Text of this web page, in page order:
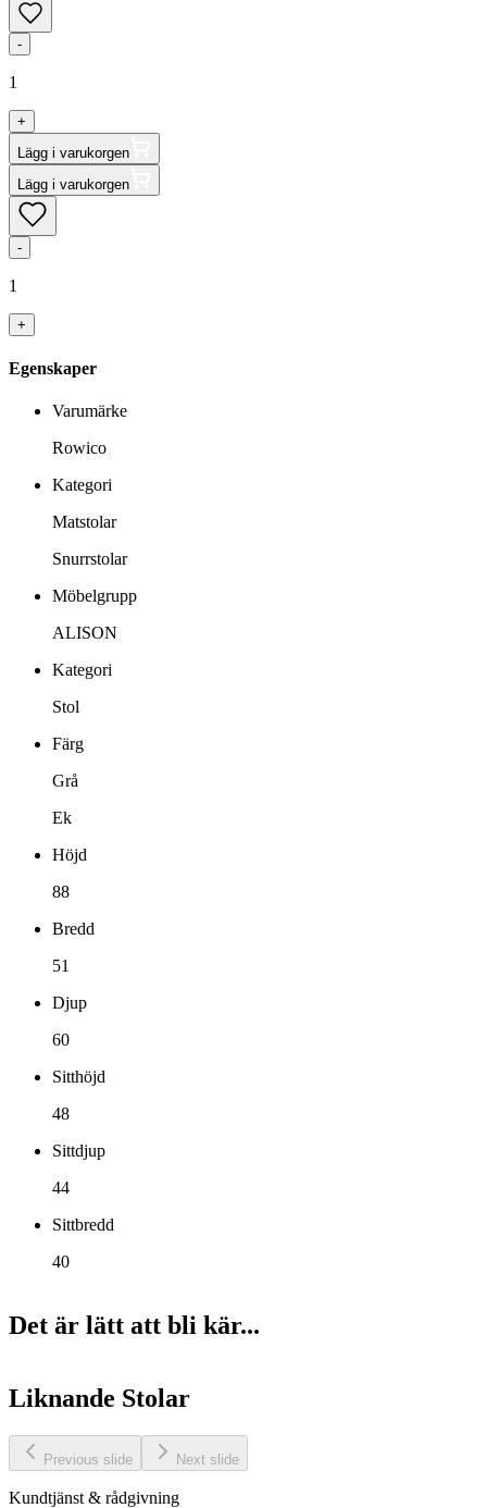
-
1
+
Lägg i varukorgen
Lägg i varukorgen
-
1
+
Egenskaper
Varumärke
Rowico
Kategori
Matstolar
Snurrstolar
Möbelgrupp
ALISON
Kategori
Stol
Färg
Grå
Ek
Höjd
88
Bredd
51
Djup
60
Sitthöjd
48
Sittdjup
44
Sittbredd
40
Det är lätt att bli kär...
Liknande Stolar
Previous slide Next slide
Kundtjänst & rådgivning